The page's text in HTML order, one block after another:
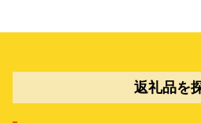
返礼品を